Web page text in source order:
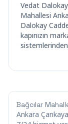
Vedat
Mahallesi
Dalokay
kapınızın
Bağcılar
Ankara